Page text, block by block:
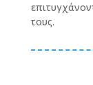
τους.